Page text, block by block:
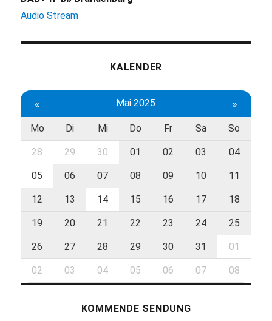
Audio Stream
KALENDER
« Mai 2025 »
Mo Di Mi Do Fr Sa So
28 29 30 01 02 03 04
05 06 07 08 09 10 11
12 13 14 15 16 17 18
19 20 21 22 23 24 25
26 27 28 29 30 31 01
02 03 04 05 06 07 08
KOMMENDE SENDUNG